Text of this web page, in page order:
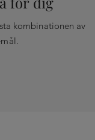
kombinationen av